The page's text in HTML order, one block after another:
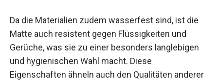
Da die Materialien zudem wasserfest sind, ist die
Matte auch resistent gegen Flüssigkeiten und
Gerüche, was sie zu einer besonders langlebigen
und hygienischen Wahl macht. Diese
Eigenschaften ähneln auch den Qualitäten anderer